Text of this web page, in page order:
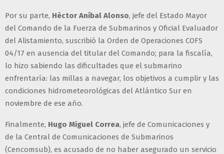
Por su parte, Héctor Aníbal Alonso, jefe del Estado Mayor
del Comando de la Fuerza de Submarinos y Oficial Evaluador
del Alistamiento, suscribió la Orden de Operaciones COFS
04/17 en ausencia del titular del Comando; para la fiscalía,
lo hizo sabiendo las dificultades que el submarino
enfrentaría: las millas a navegar, los objetivos a cumplir y las
condiciones hidrometeorológicas del Atlántico Sur en
noviembre de ese año.
Finalmente, Hugo Miguel Correa, jefe de Comunicaciones y
de la Central de Comunicaciones de Submarinos
(Cencomsub), es acusado de no haber asegurado un servicio